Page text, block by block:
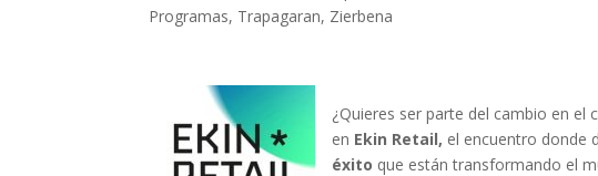
Programas, Trapagaran, Zierbena
¿Quieres ser parte del cambio en el
en Ekin Retail, el encuentro donde
éxito que están transformando el